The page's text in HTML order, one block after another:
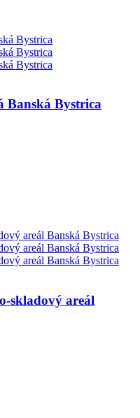
Banská Bystrica
skladový areál